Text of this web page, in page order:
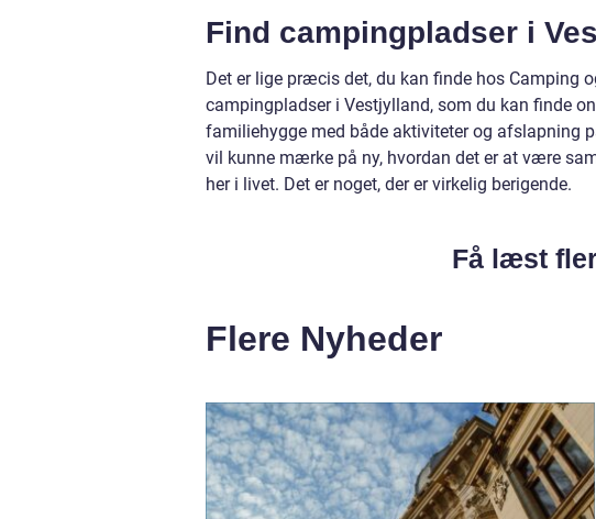
Find campingpladser i
Det er lige præcis det, du kan finde hos Camping
campingpladser i Vestjylland, som du kan finde
familiehygge med både aktiviteter og afslapning
vil kunne mærke på ny, hvordan det er at være
her i livet. Det er noget, der er virkelig berigende.
Få læst
Flere Nyheder